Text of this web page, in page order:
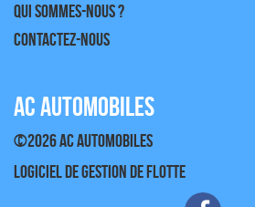
Qui sommes-nous ?
Contactez-nous
AC AUTOMOBILES
©2026 AC AUTOMOBILES
Logiciel de gestion de flotte